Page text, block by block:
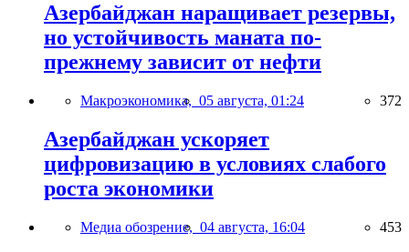
Азербайджан наращивает резервы,
но устойчивость маната по-
прежнему зависит от нефти
Макроэкономика, 05 августа, 01:24 372
Азербайджан ускоряет
цифровизацию в условиях слабого
роста экономики
Медиа обозрение, 04 августа, 16:04 453